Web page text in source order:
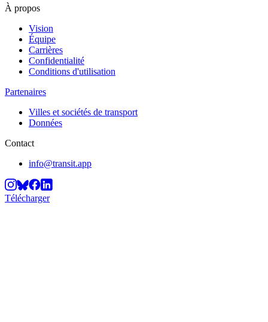
À propos
Vision
Équipe
Carrières
Confidentialité
Conditions d'utilisation
Partenaires
Villes et sociétés de transport
Données
Contact
info@transit.app
Télécharger